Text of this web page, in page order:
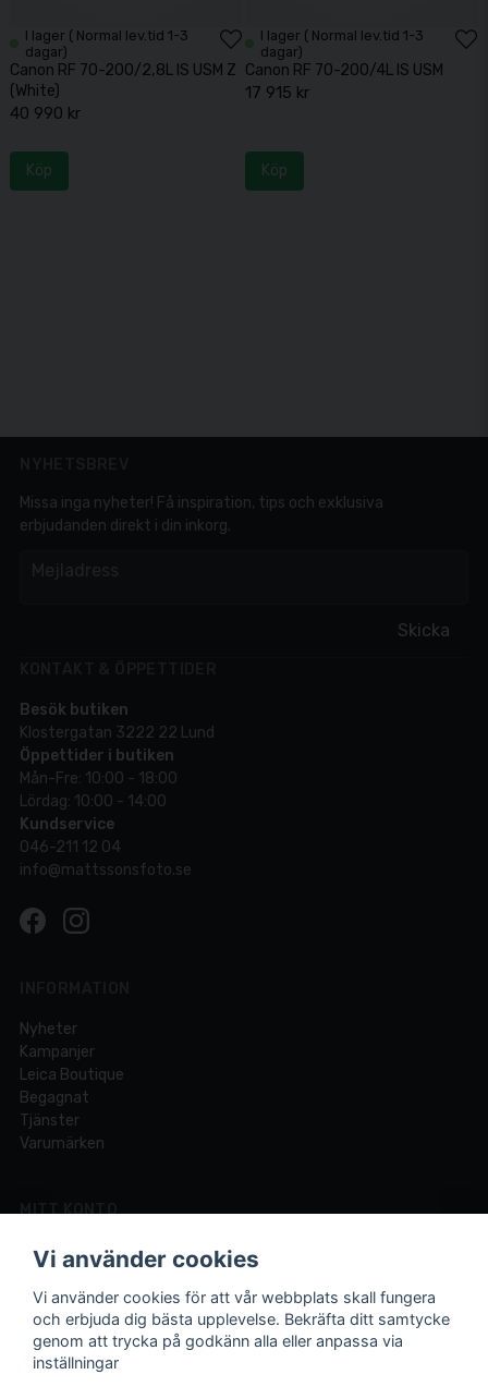
I lager ( Normal lev.tid 1-3
dagar)
Canon RF 70-200/2,8L IS USM Z
(White)
40 990 kr
Köp
I lager ( Normal lev.tid 1-3
dagar)
Canon RF 70-200/4L IS USM
17 915 kr
Köp
Skicka
Missa inga nyheter! Få inspiration, tips och exklusiva
erbjudanden direkt i din inkorg.
Besök butiken
Klostergatan 3222 22 Lund
Öppettider i butiken
Mån-Fre: 10:00 - 18:00
Lördag: 10:00 - 14:00
Kundservice
046-211 12 04
info@mattssonsfoto.se
Nyheter
Kampanjer
Leica Boutique
Begagnat
Tjänster
Varumärken
MITT KONTO
Logga in
Registrera dig
Glömt lösenord?
Vi använder cookies
Vi använder cookies för att vår webbplats skall fungera
och erbjuda dig bästa upplevelse. Bekräfta ditt samtycke
genom att trycka på godkänn alla eller anpassa via
inställningar